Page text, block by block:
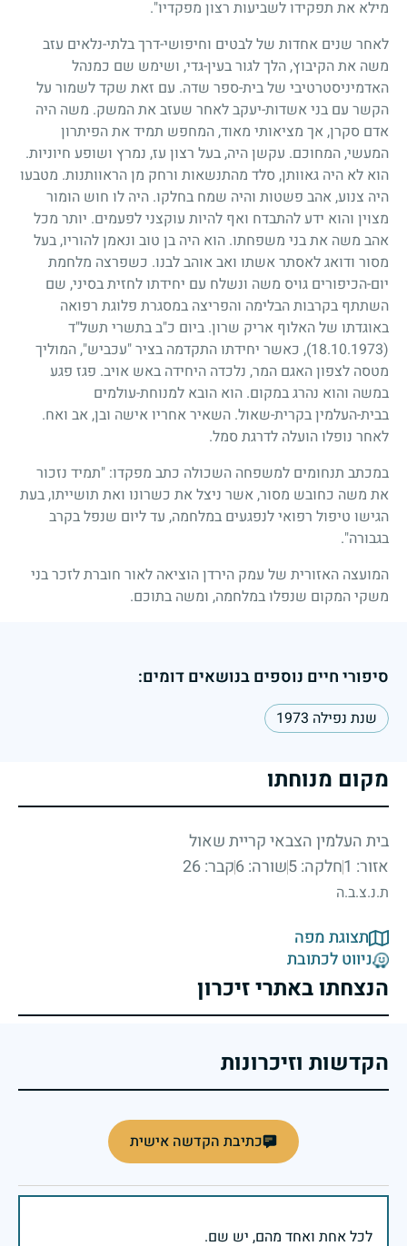
מילא את תפקידו לשביעות רצון מפקדיו".
לאחר שנים אחדות של לבטים וחיפושי-דרך בלתי-נלאים עזב
משה את הקיבוץ, הלך לגור בעין-גדי, ושימש שם כמנהל
האדמיניסטרטיבי של בית-ספר שדה. עם זאת שקד לשמור על
הקשר עם בני אשדות-יעקב לאחר שעזב את המשק. משה היה
אדם סקרן, אך מציאותי מאוד, המחפש תמיד את הפיתרון
המעשי, המחוכם. עקשן היה, בעל רצון עז, נמרץ ושופע חיוניות.
הוא לא היה גאוותן, סלד מהתנשאות ורחק מן הראוותנות. מטבעו
היה צנוע, אהב פשטות והיה שמח בחלקו. היה לו חוש הומור
מצוין והוא ידע להתבדח ואף להיות עוקצני לפעמים. יותר מכל
אהב משה את בני משפחתו. הוא היה בן טוב ונאמן להוריו, בעל
מסור ודואג לאסתר אשתו ואב אוהב לבנו. כשפרצה מלחמת
יום-הכיפורים גויס משה ונשלח עם יחידתו לחזית בסיני, שם
השתתף בקרבות הבלימה והפריצה במסגרת פלוגת רפואה
באוגדתו של האלוף אריק שרון. ביום כ"ב בתשרי תשל"ד
(18.10.1973)
, כאשר יחידתו התקדמה בציר "עכביש", המוליך
מטסה לצפון האגם המר, נלכדה היחידה באש אויב. פגז פגע
במשה והוא נהרג במקום. הוא הובא למנוחת-עולמים
בבית-העלמין בקרית-שאול. השאיר אחריו אישה ובן, אב ואח.
לאחר נופלו הועלה לדרגת סמל.
במכתב תנחומים למשפחה השכולה כתב מפקדו: "תמיד נזכור
את משה כחובש מסור, אשר ניצל את כשרונו ואת תושייתו, בעת
הגישו טיפול רפואי לנפגעים במלחמה, עד ליום שנפל בקרב
בגבורה".
המועצה האזורית של עמק הירדן הוציאה לאור חוברת לזכר בני
משקי המקום שנפלו במלחמה, ומשה בתוכם.
סיפורי חיים נוספים בנושאים דומים:
שנת נפילה 1973
מקום מנוחתו
בית העלמין הצבאי קריית שאול
אזור: 1
חלקה: 5 שורה: 6 קבר: 26
ת.נ.צ.ב.ה
תצוגת מפה
ניווט לכתובת
הנצחתו באתרי זיכרון
הקדשות וזיכרונות
כתיבת הקדשה אישית